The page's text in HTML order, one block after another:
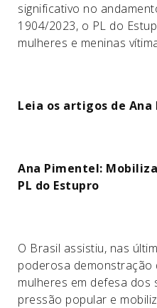
significativo no
1904/2023, o PL do
mulheres e meninas
Leia os artigos de Ana
Ana Pimentel:
PL do Estupro
O Brasil assistiu, nas
poderosa demonstração
mulheres em defesa dos
pressão popular e